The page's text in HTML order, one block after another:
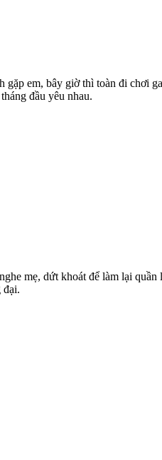
em, bây giờ thì toàn đi chơi
đầu yêu nhau.
mẹ, dứt khoát để làm lại
đại.